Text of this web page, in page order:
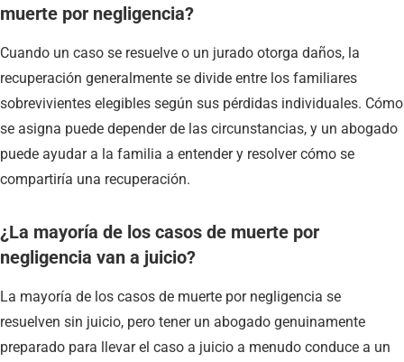
muerte por negligencia?
Cuando un caso se resuelve o un jurado otorga daños, la
recuperación generalmente se divide entre los familiares
sobrevivientes elegibles según sus pérdidas individuales. Cómo
se asigna puede depender de las circunstancias, y un abogado
puede ayudar a la familia a entender y resolver cómo se
compartiría una recuperación.
¿La mayoría de los casos de muerte por
negligencia van a juicio?
La mayoría de los casos de muerte por negligencia se
resuelven sin juicio, pero tener un abogado genuinamente
preparado para llevar el caso a juicio a menudo conduce a un